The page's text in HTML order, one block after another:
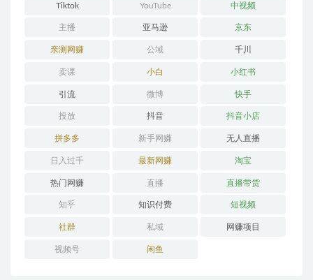
Tiktok YouTube 中视频
主播 亚马逊 京东
亲测网赚 公域 千川
卖课 小白 小红书
引流 微博 快手
投放 抖音 抖音小店
拼多多 新手网赚 无人直播
日入过千 最新网赚 淘宝
热门网赚 直播 直播带货
知乎 知识付费 短视频
社群 私域 网赚项目
视频号 闲鱼